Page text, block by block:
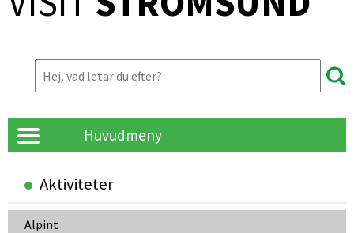
Huvudmeny
Aktiviteter
Alpint